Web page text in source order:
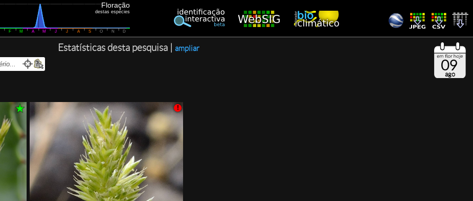
F M A M J J A S O N D
Floração
destas espécies
Estatísticas desta pesquisa | ampliar
09
ago
!